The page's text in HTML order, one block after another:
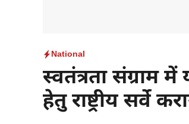
National
स्वतंत्रता संग्राम
हेतु राष्ट्रीय सर्वे